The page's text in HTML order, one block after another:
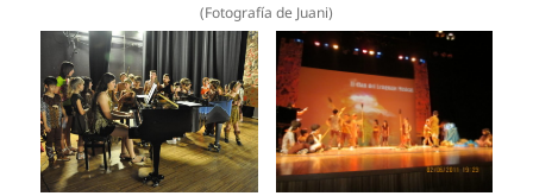
(Fotografía de Juani)